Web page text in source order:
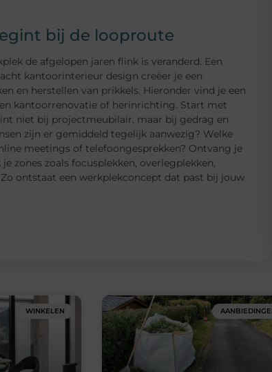
bij de looproute
de afgelopen jaren flink is veranderd. Een
kantoorinterieur design creëer je een
en herstellen van prikkels. Hieronder vind je een
kantoorrenovatie of herinrichting. Start met
niet bij projectmeubilair, maar bij gedrag en
zijn er gemiddeld tegelijk aanwezig? Welke
meetings of telefoongesprekken? Ontvang je
zones zoals focusplekken, overlegplekken,
ontstaat een werkplekconcept dat past bij jouw
WINKELEN